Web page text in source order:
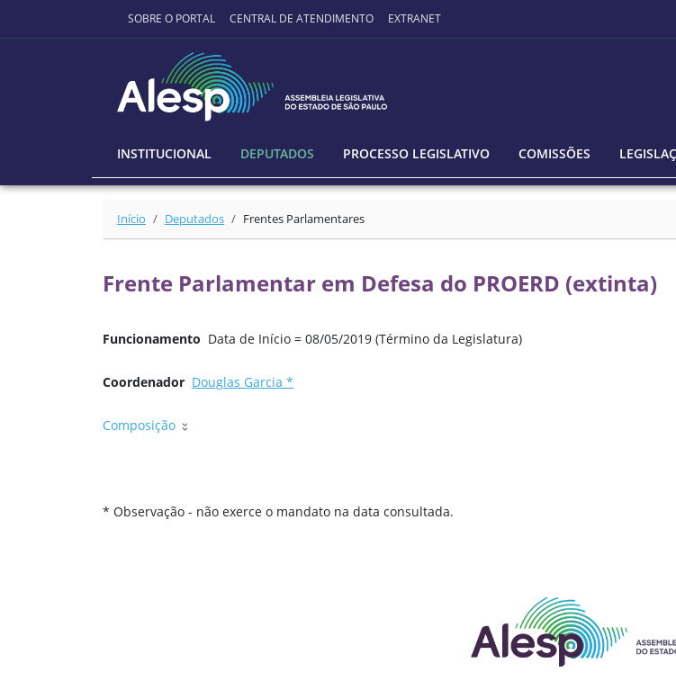
Ir para o conteúdo principal
SOBRE O PORTAL CENTRAL DE ATENDIMENTO EXTRANET
INSTITUCIONAL DEPUTADOS PROCESSO LEGISLATIVO COMISSÕES
Início Deputados Frentes Parlamentares
Frente Parlamentar em Defesa do PROERD (extinta)
Funcionamento Data de Início = 08/05/2019 (Término da Legislatura)
Coordenador Douglas Garcia *
Composição
* Observação - não exerce o mandato na data consultada.